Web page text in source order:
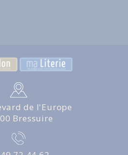
de l'Europe
Bressuire